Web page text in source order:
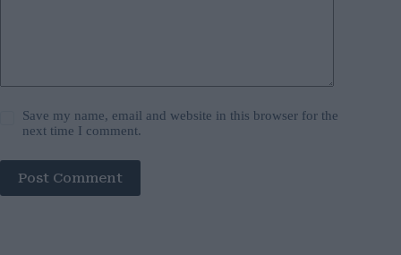
Save my name, email and website in this browser for the
next time I comment.
Post Comment